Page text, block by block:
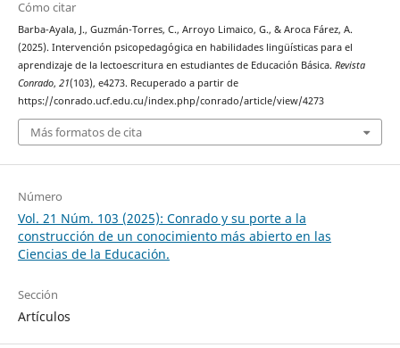
Cómo citar
Barba-Ayala, J., Guzmán-Torres, C., Arroyo Limaico, G., & Aroca Fárez, A.
(2025). Intervención psicopedagógica en habilidades lingüísticas para el
aprendizaje de la lectoescritura en estudiantes de Educación Básica. Revista
Conrado, 21(103), e4273. Recuperado a partir de
https://conrado.ucf.edu.cu/index.php/conrado/article/view/4273
Más formatos de cita
Número
Vol. 21 Núm. 103 (2025): Conrado y su porte a la
construcción de un conocimiento más abierto en las
Ciencias de la Educación.
Sección
Artículos